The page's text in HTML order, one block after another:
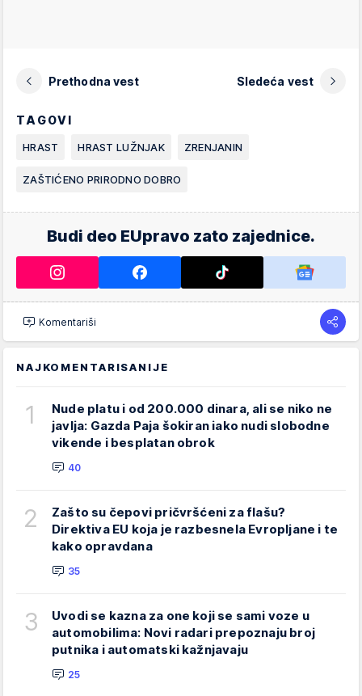
Prethodna vest Sledeća vest
TAGOVI
HRAST HRAST LUŽNJAK ZRENJANIN
ZAŠTIĆENO PRIRODNO DOBRO
Budi deo EUpravo zato zajednice.
Komentariši
NAJKOMENTARISANIJE
1
Nude platu i od 200.000 dinara, ali se niko ne
javlja: Gazda Paja šokiran iako nudi slobodne
vikende i besplatan obrok
40
2
Zašto su čepovi pričvršćeni za flašu?
Direktiva EU koja je razbesnela Evropljane i te
kako opravdana
35
3
Uvodi se kazna za one koji se sami voze u
automobilima: Novi radari prepoznaju broj
putnika i automatski kažnjavaju
25